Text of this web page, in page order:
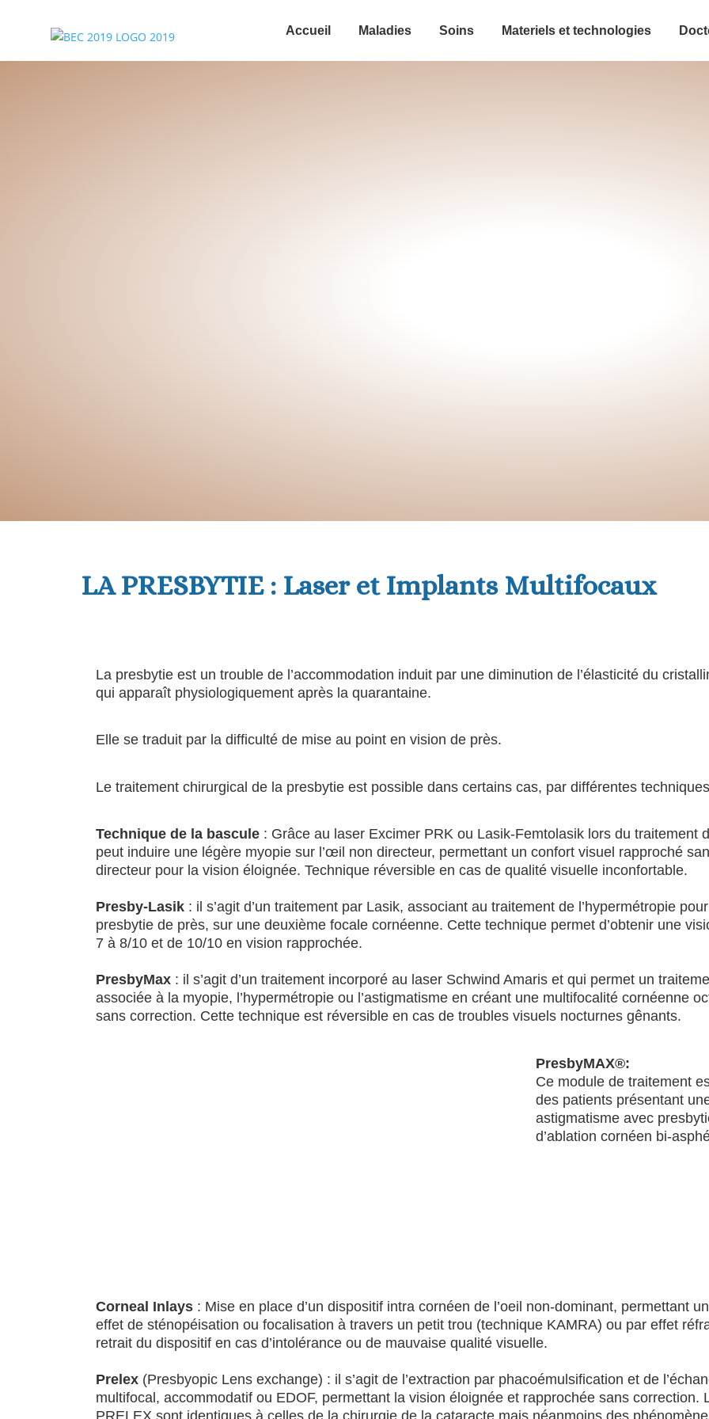
Accueil Maladies Soins Materiels et technologies
LA PRESBYTIE : Laser et Implants Multifocaux
La presbytie est un trouble de l’accommodation induit par une diminution de l’élasticité du
qui apparaît physiologiquement après la quarantaine.
Elle se traduit par la difficulté de mise au point en vision de près.
Le traitement chirurgical de la presbytie est possible dans certains cas, par différentes
Technique de la bascule : Grâce au laser Excimer PRK ou Lasik-Femtolasik lors du traitement
peut induire une légère myopie sur l’œil non directeur, permettant un confort visuel rapproché
directeur pour la vision éloignée. Technique réversible en cas de qualité visuelle inconfortable.
Presby-Lasik : il s’agit d’un traitement par Lasik, associant au traitement de l’hypermétropie
presbytie de près, sur une deuxième focale cornéenne. Cette technique permet d’obtenir une
7 à 8/10 et de 10/10 en vision rapprochée.
PresbyMax : il s’agit d’un traitement incorporé au laser Schwind Amaris et qui permet un
associée à la myopie, l’hypermétropie ou l’astigmatisme en créant une multifocalité cornéenne
sans correction. Cette technique est réversible en cas de troubles visuels nocturnes gênants.
PresbyMAX®:
Ce module de traitement
des patients présentant
astigmatisme avec
d’ablation cornéen bi-
Corneal Inlays : Mise en place d’un dispositif intra cornéen de l’oeil non-dominant, permettant
effet de sténopéisation ou focalisation à travers un petit trou (technique KAMRA) ou par effet
retrait du dispositif en cas d’intolérance ou de mauvaise qualité visuelle.
Prelex (Presbyopic Lens exchange) : il s’agit de l’extraction par phacoémulsification et de
multifocal, accommodatif ou EDOF, permettant la vision éloignée et rapprochée sans correction.
PRELEX sont identiques à celles de la chirurgie de la cataracte mais néanmoins des